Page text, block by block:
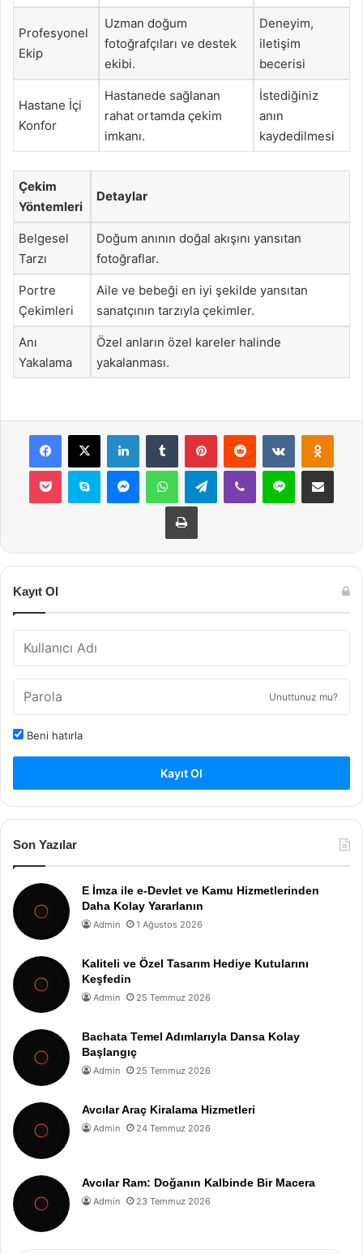
Profesyonel
Ekip
Uzman doğum
fotoğrafçıları ve destek
ekibi.
Deneyim,
iletişim
becerisi
Hastane İçi
Konfor
Hastanede sağlanan
rahat ortamda çekim
imkanı.
İstediğiniz
anın
kaydedilmesi
Çekim
Yöntemleri
Detaylar
Belgesel
Tarzı
Doğum anının doğal akışını yansıtan
fotoğraflar.
Portre
Çekimleri
Aile ve bebeği en iyi şekilde yansıtan
sanatçının tarzıyla çekimler.
Anı
Yakalama
Özel anların özel kareler halinde
yakalanması.
Facebook
X LinkedInTumblr PinterestReddit VKontakte
Pocket Skype MessengerWhatsAppTelegramViber Line E-Posta ile
Yazdır
Kayıt Ol
Unuttunuz mu?
Beni hatırla
Kayıt Ol
Son Yazılar
E İmza ile e-Devlet ve Kamu Hizmetlerinden
Daha Kolay Yararlanın
Admin 1 Ağustos 2026
Kaliteli ve Özel Tasarım Hediye Kutularını
Keşfedin
Admin 25 Temmuz 2026
Bachata Temel Adımlarıyla Dansa Kolay
Başlangıç
Admin 25 Temmuz 2026
Avcılar Araç Kiralama Hizmetleri
Admin 24 Temmuz 2026
Avcılar Ram: Doğanın Kalbinde Bir Macera
Admin 23 Temmuz 2026